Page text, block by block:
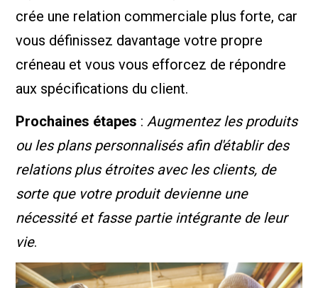
crée une relation commerciale plus forte, car
vous définissez davantage votre propre
créneau et vous vous efforcez de répondre
aux spécifications du client.
Prochaines étapes :Augmentez les produits
ou les plans personnalisés afin d'établir des
relations plus étroites avec les clients, de
sorte que votre produit devienne une
nécessité et fasse partie intégrante de leur
vie.